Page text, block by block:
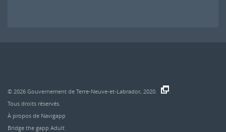
© 2026 Gouvernement de Terre-Neuve-et-Labrador, 2020.
Tous droits réservés.
À propos de Navigapp
Bridge the gapp Adult